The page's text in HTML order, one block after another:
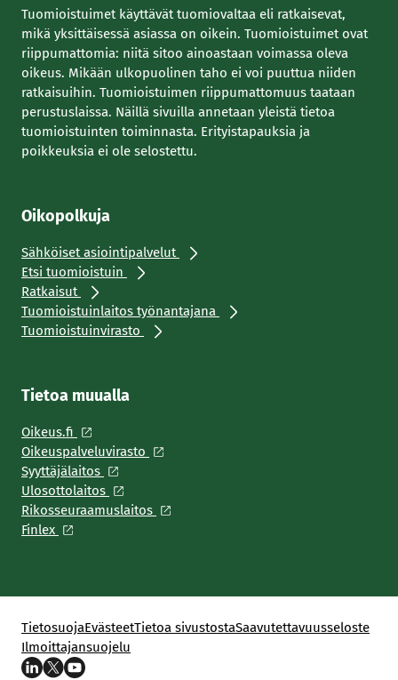
Tuomioistuimet käyttävät tuomiovaltaa eli ratkaisevat,
mikä yksittäisessä asiassa on oikein. Tuomioistuimet ovat
riippumattomia: niitä sitoo ainoastaan voimassa oleva
oikeus. Mikään ulkopuolinen taho ei voi puuttua niiden
ratkaisuihin. Tuomioistuimen riippumattomuus taataan
perustuslaissa. Näillä sivuilla annetaan yleistä tietoa
tuomioistuinten toiminnasta. Erityistapauksia ja
poikkeuksia ei ole selostettu.
Oikopolkuja
Sähköiset asiointipalvelut
Etsi tuomioistuin
Ratkaisut
Tuomioistuinlaitos työnantajana
Tuomioistuinvirasto
Tietoa muualla
Oikeus.fi
Oikeuspalveluvirasto
Syyttäjälaitos
Ulosottolaitos
Rikosseuraamuslaitos
Finlex
TietosuojaEvästeetTietoa sivustostaSaavutettavuusseloste
Ilmoittajansuojelu